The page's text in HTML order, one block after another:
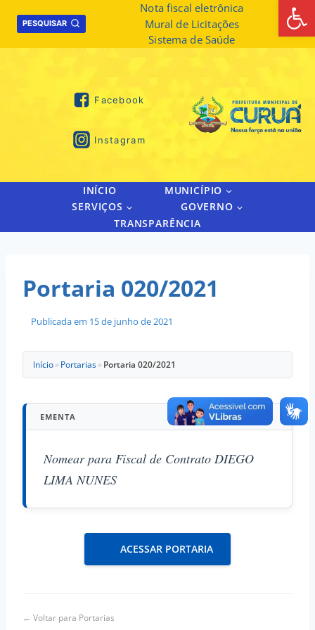
PESQUISAR
Nota fiscal eletrônica
Mural de Licitações
Sistema de Saúde
Facebook
Instagram
INÍCIO
MUNICÍPIO
SERVIÇOS
GOVERNO
TRANSPARÊNCIA
Portaria 020/2021
Publicada em 15 de junho de 2021
Início» Portarias» Portaria 020/2021
EMENTA
Nomear para Fiscal de Contrato DIEGO
LIMA NUNES
ACESSAR PORTARIA
← Voltar para Portarias